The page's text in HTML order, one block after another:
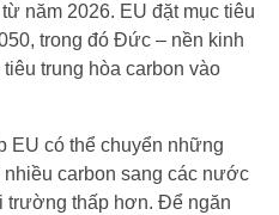
năm 2026. EU đặt mục tiêu
trong đó Đức – nền kinh
trung hòa carbon vào
EU có thể chuyển những
nhiều carbon sang các nước
trường thấp hơn. Để ngăn